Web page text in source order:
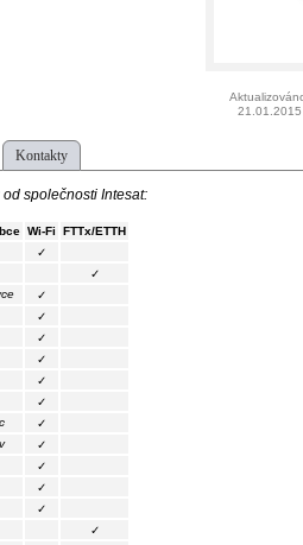
21.01.2015
Kontakty
společnosti Intesat:
Wi-Fi
FTTx/ETTH
✓
✓
✓
✓
✓
✓
✓
✓
✓
✓
✓
✓
✓
✓